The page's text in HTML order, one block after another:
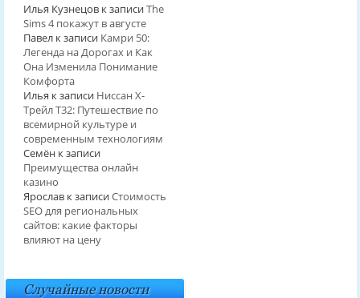
Илья Кузнецовк записиThe
Sims 4 покажут в августе
Павелк записи Камри 50:
Легенда на Дорогах и Как
Она Изменила Понимание
Комфорта
Илья к записи Ниссан Х-
Трейл T32: Путешествие по
всемирной культуре и
современным технологиям
Семёнк записи
Преимущества онлайн
казино
Ярославк записиСтоимость
SEO для региональных
сайтов: какие факторы
влияют на цену
Случайные новости